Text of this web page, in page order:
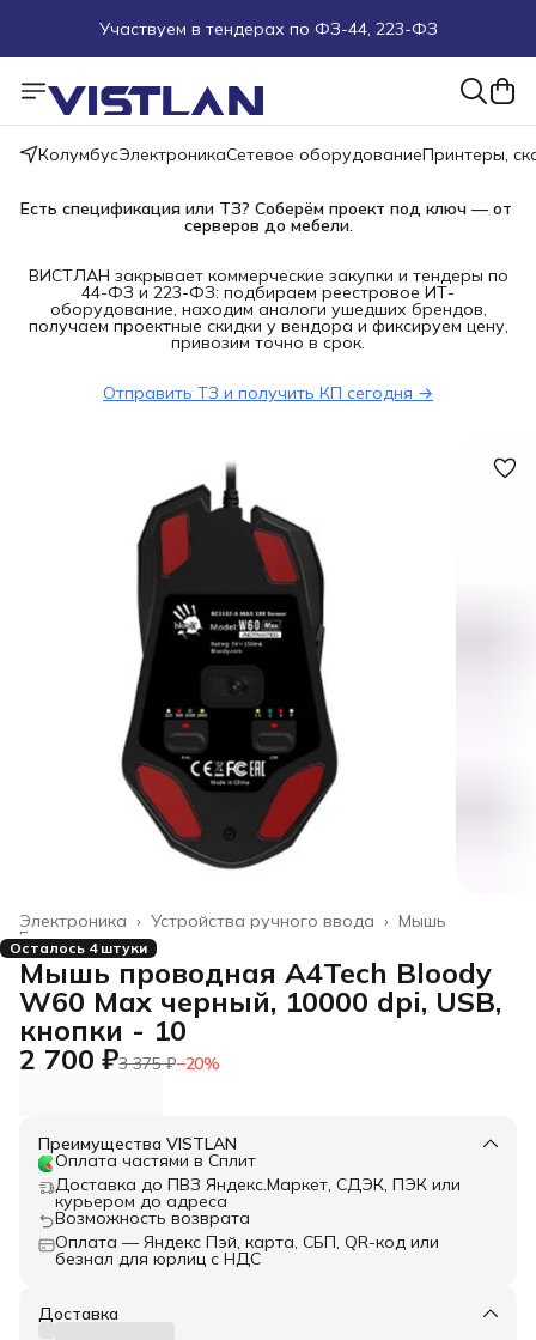
Пуско-наладочные работы
Более 100 000 позиций в наличии и под заказ
КолумбусЭлектроникаСетевое оборудованиеПринтеры,
Есть спецификация или ТЗ? Соберём проект под ключ — от
серверов до мебели.
ВИСТЛАН закрывает коммерческие закупки и тендеры по
44-ФЗ и 223-ФЗ: подбираем реестровое ИТ-
оборудование, находим аналоги ушедших брендов,
получаем проектные скидки у вендора и фиксируем цену,
привозим точно в срок.
Отправить ТЗ и получить КП сегодня →
Мышь
Устройства ручного ввода ›
Электроника ›
Главная ›
Осталось 4 штуки
Мышь проводная A4Tech Bloody
W60 Max черный, 10000 dpi, USB,
кнопки - 10
2 700 ₽3 375 ₽−20%
Преимущества VISTLAN
Оплата частями в Сплит
Доставка до ПВЗ Яндекс.Маркет, СДЭК, ПЭК или
курьером до адреса
Возможность возврата
Оплата — Яндекс Пэй, карта, СБП, QR-код или
безнал для юрлиц с НДС
Доставка